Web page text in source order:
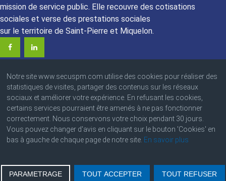
mission de service public. Elle recouvre des cotisations
sociales et verse des prestations sociales
sur le territoire de Saint-Pierre et Miquelon.
© 2023 Caisse de Prévoyance Sociale
Angle des boulevards Colmay et Thélot • BP : 4220
97500 Saint-Pierre et Miquelon
Notre site www.secuspm.com utilise des cookies pour réaliser des
statistiques de visites, partager des contenus sur les réseaux
sociaux et améliorer votre expérience. En refusant les cookies,
certains services pourraient être amenés à ne pas fonctionner
correctement. Nous conservons votre choix pendant 30 jours.
Vous pouvez changer d'avis en cliquant sur le bouton 'Cookies' en
bas à gauche de chaque page de notre site. En savoir plus
PARAMETRAGE TOUT ACCEPTER TOUT REFUSER
Ameli.fr Caf.fr |Urssaf.fr| Lassuranceretraite.fr